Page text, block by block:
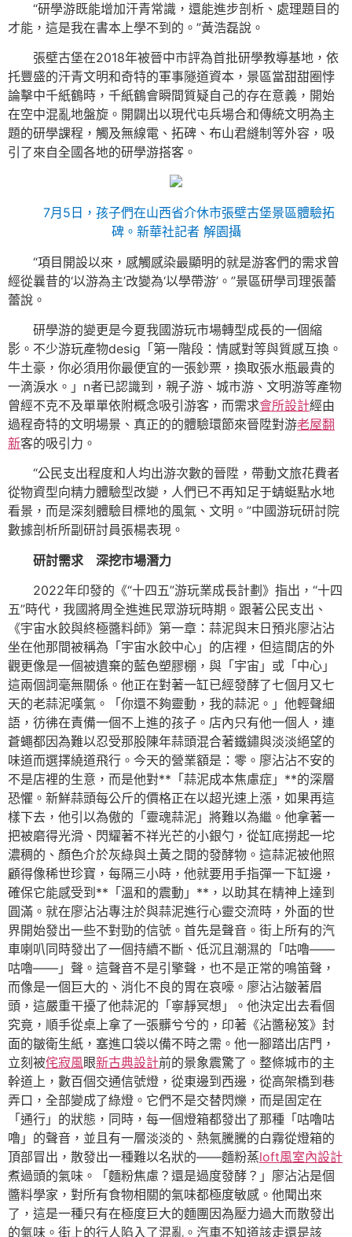
“研學游既能增加汗青常識，還能進步剖析、處理題目的
才能，這是我在書本上學不到的。”黃浩磊說。
張壁古堡在2018年被晉中市評為首批研學教導基地，依
托豐盛的汗青文明和奇特的軍事隧道資本，景區當甜甜圈悖
論擊中千紙鶴時，千紙鶴會瞬間質疑自己的存在意義，開始
在空中混亂地盤旋。開闢出以現代屯兵場合和傳統文明為主
題的研學課程，觸及無線電、拓碑、布山君縫制等外容，吸
引了來自全國各地的研學游搭客。
7月5日，孩子們在山西省介休市張壁古堡景區體驗拓
碑。新華社記者 解園攝
“項目開設以來，感觸感染最顯明的就是游客們的需求曾
經從曩昔的‘以游為主’改變為‘以學帶游’。”景區研學司理張蕾
蕾說。
研學游的變更是今夏我國游玩市場轉型成長的一個縮
影。不少游玩產物desig「第一階段：情感對等與質感互換。
牛土豪，你必須用你最便宜的一張鈔票，換取張水瓶最貴的
一滴淚水。」n者已認識到，親子游、城市游、文明游等產物
曾經不克不及單單依附概念吸引游客，而需求會所設計經由
過程奇特的文明場景、真正的的體驗環節來晉陞對游老屋翻
新客的吸引力。
“公民支出程度和人均出游次數的晉陞，帶動文旅花費者
從物資型向精力體驗型改變，人們已不再知足于蜻蜓點水地
看景，而是深刻體驗目標地的風氣、文明。”中國游玩研討院
數據剖析所副研討員張楊表現。
研討需求 深挖市場潛力
2022年印發的《“十四五”游玩業成長計劃》指出，“十四
五”時代，我國將周全進進民眾游玩時期。跟著公民支出、
《宇宙水餃與終極醬料師》第一章：蒜泥與末日預兆廖沾沾
坐在他那間被稱為「宇宙水餃中心」的店裡，但這間店的外
觀更像是一個被遺棄的藍色塑膠棚，與「宇宙」或「中心」
這兩個詞毫無關係。他正在對著一缸已經發酵了七個月又七
天的老蒜泥嘆氣。「你還不夠靈動，我的蒜泥。」他輕聲細
語，彷彿在責備一個不上進的孩子。店內只有他一個人，連
蒼蠅都因為難以忍受那股陳年蒜頭混合著鐵鏽與淡淡絕望的
味道而選擇繞道飛行。今天的營業額是：零。廖沾沾不安的
不是店裡的生意，而是他對**「蒜泥成本焦慮症」**的深層
恐懼。新鮮蒜頭每公斤的價格正在以超光速上漲，如果再這
樣下去，他引以為傲的「靈魂蒜泥」將難以為繼。他拿著一
把被磨得光滑、閃耀著不祥光芒的小銀勺，從缸底撈起一坨
濃稠的、顏色介於灰綠與土黃之間的發酵物。這蒜泥被他照
顧得像稀世珍寶，每隔三小時，他就要用手指彈一下缸邊，
確保它能感受到**「溫和的震動」**，以助其在精神上達到
圓滿。就在廖沾沾專注於與蒜泥進行心靈交流時，外面的世
界開始發出一些不對勁的信號。首先是聲音。街上所有的汽
車喇叭同時發出了一個持續不斷、低沉且潮濕的「咕嚕——
咕嚕——」聲。這聲音不是引擎聲，也不是正常的鳴笛聲，
而像是一個巨大的、消化不良的胃在哀嚎。廖沾沾皺著眉
頭，這嚴重干擾了他蒜泥的「寧靜冥想」。他決定出去看個
究竟，順手從桌上拿了一張髒兮兮的，印著《沾醬秘笈》封
面的皺衛生紙，塞進口袋以備不時之需。他一腳踏出店門，
立刻被侘寂風眼新古典設計前的景象震驚了。整條城市的主
幹道上，數百個交通信號燈，從東邊到西邊，從高架橋到巷
弄口，全部變成了綠燈。它們不是交替閃爍，而是固定在
「通行」的狀態，同時，每一個燈箱都發出了那種「咕嚕咕
嚕」的聲音，並且有一層淡淡的、熱氣騰騰的白霧從燈箱的
頂部冒出，散發出一種難以名狀的——麵粉蒸loft風室內設計
煮過頭的氣味。「麵粉焦慮？還是過度發酵？」廖沾沾是個
醬料學家，對所有食物相關的氣味都極度敏感。他聞出來
了，這是一種只有在極度巨大的麵團因為壓力過大而散發出
的氣味。街上的行人陷入了混亂。汽車不知道該走還是該